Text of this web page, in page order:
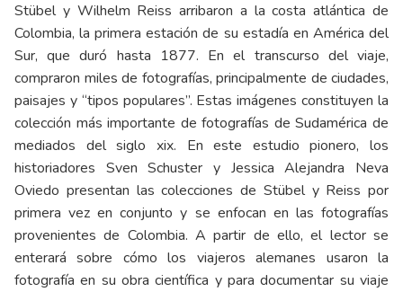
Stübel y Wilhelm Reiss arribaron a la costa atlántica de
Colombia, la primera estación de su estadía en América del
Sur, que duró hasta 1877. En el transcurso del viaje,
compraron miles de fotografías, principalmente de ciudades,
paisajes y “tipos populares”. Estas imágenes constituyen la
colección más importante de fotografías de Sudamérica de
mediados del siglo xix. En este estudio pionero, los
historiadores Sven Schuster y Jessica Alejandra Neva
Oviedo presentan las colecciones de Stübel y Reiss por
primera vez en conjunto y se enfocan en las fotografías
provenientes de Colombia. A partir de ello, el lector se
enterará sobre cómo los viajeros alemanes usaron la
fotografía en su obra científica y para documentar su viaje